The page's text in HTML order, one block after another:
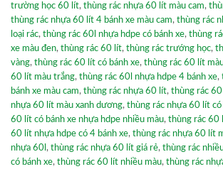
trường học 60 lít, thùng rác nhựa 60 lít màu cam,
thùng rác nhựa 60 lít 4 bánh xe màu cam, thùng rác
loại rác, thùng rác 60l nhựa hdpe có bánh xe, thùng
xe màu đen, thùng rác 60 lít, thùng rác trướng học,
vàng, thùng rác 60 lít có bánh xe, thùng rác 60 lít
60 lít màu trắng, thùng rác 60l nhựa hdpe 4 bánh xe,
bánh xe màu cam, thùng rác nhựa 60 lít, thùng rác
nhựa 60 lít màu xanh dương, thùng rác nhựa 60 lít có
60 lít có bánh xe nhựa hdpe nhiều màu, thùng rác 60
60 lít nhựa hdpe có 4 bánh xe, thùng rác nhựa 60 lít
nhựa 60l , thùng rác nhựa 60 lít giá rẻ, thùng rác
có bánh xe, thùng rác 60 lít nhiều màu, thùng rác